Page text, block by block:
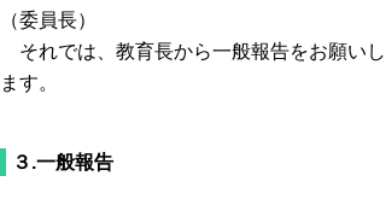
（委員長）
それでは、教育長から一般報告をお願いし
ます。
３.一般報告